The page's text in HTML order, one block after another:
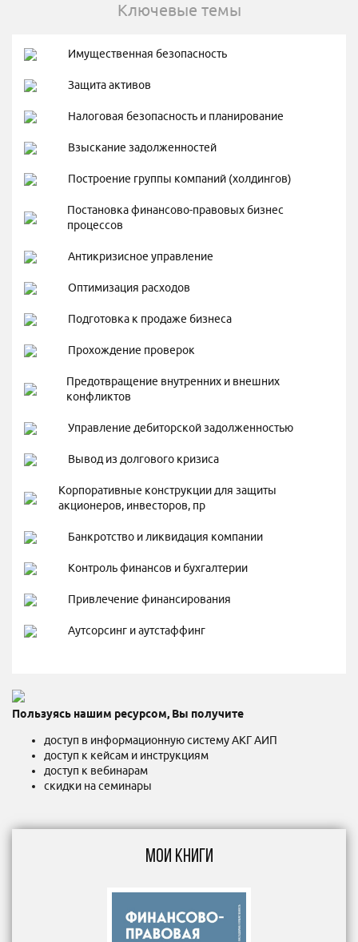
МОИ КНИГИ
Ключевые темы
Имущественная безопасность
Защита активов
Налоговая безопасность и планирование
Взыскание задолженностей
Построение группы компаний (холдингов)
Постановка финансово-правовых бизнес
процессов
Антикризисное управление
Оптимизация расходов
Подготовка к продаже бизнеса
Прохождение проверок
Предотвращение внутренних и внешних
конфликтов
Управление дебиторской задолженностью
Вывод из долгового кризиса
Корпоративные конструкции для защиты
акционеров, инвесторов, пр
Банкротство и ликвидация компании
Контроль финансов и бухгалтерии
Привлечение финансирования
Аутсорсинг и аутстаффинг
Пользуясь нашим ресурсом, Вы получите
доступ в информационную систему АКГ АИП
доступ к кейсам и инструкциям
доступ к вебинарам
скидки на семинары